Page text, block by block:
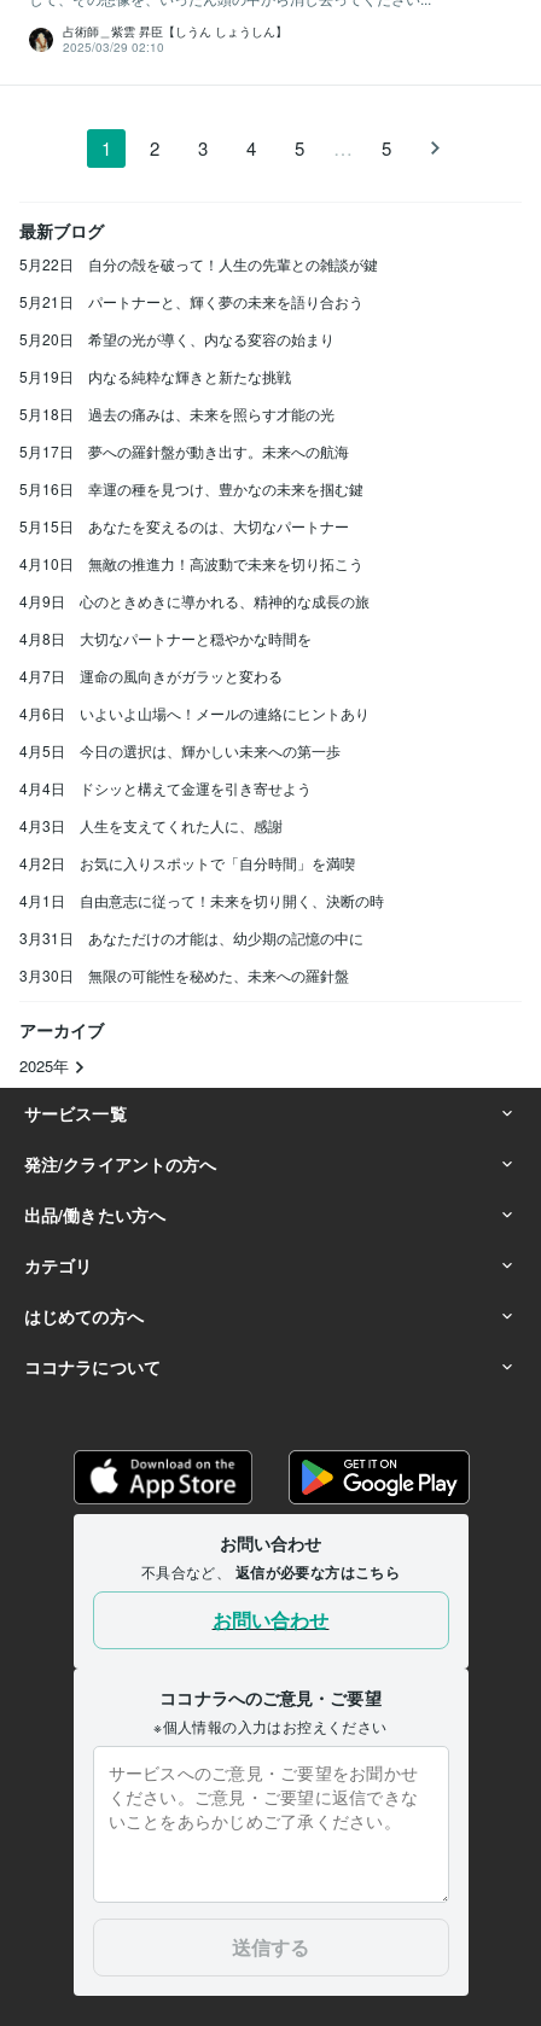
占術師＿紫雲 昇臣【しうん しょうしん】
2025/03/29 02:10
1 2 3 4 5 … 5
最新ブログ
5月22日 自分の殻を破って！人生の先輩との雑談が鍵
5月21日 パートナーと、輝く夢の未来を語り合おう
5月20日 希望の光が導く、内なる変容の始まり
5月19日 内なる純粋な輝きと新たな挑戦
5月18日 過去の痛みは、未来を照らす才能の光
5月17日 夢への羅針盤が動き出す。未来への航海
5月16日 幸運の種を見つけ、豊かなの未来を掴む鍵
5月15日 あなたを変えるのは、大切なパートナー
4月10日 無敵の推進力！高波動で未来を切り拓こう
4月9日 心のときめきに導かれる、精神的な成長の旅
4月8日 大切なパートナーと穏やかな時間を
4月7日 運命の風向きがガラッと変わる
4月6日 いよいよ山場へ！メールの連絡にヒントあり
4月5日 今日の選択は、輝かしい未来への第一歩
4月4日 ドシッと構えて金運を引き寄せよう
4月3日 人生を支えてくれた人に、感謝
4月2日 お気に入りスポットで「自分時間」を満喫
4月1日 自由意志に従って！未来を切り開く、決断の時
3月31日 あなただけの才能は、幼少期の記憶の中に
3月30日 無限の可能性を秘めた、未来への羅針盤
アーカイブ
2025年